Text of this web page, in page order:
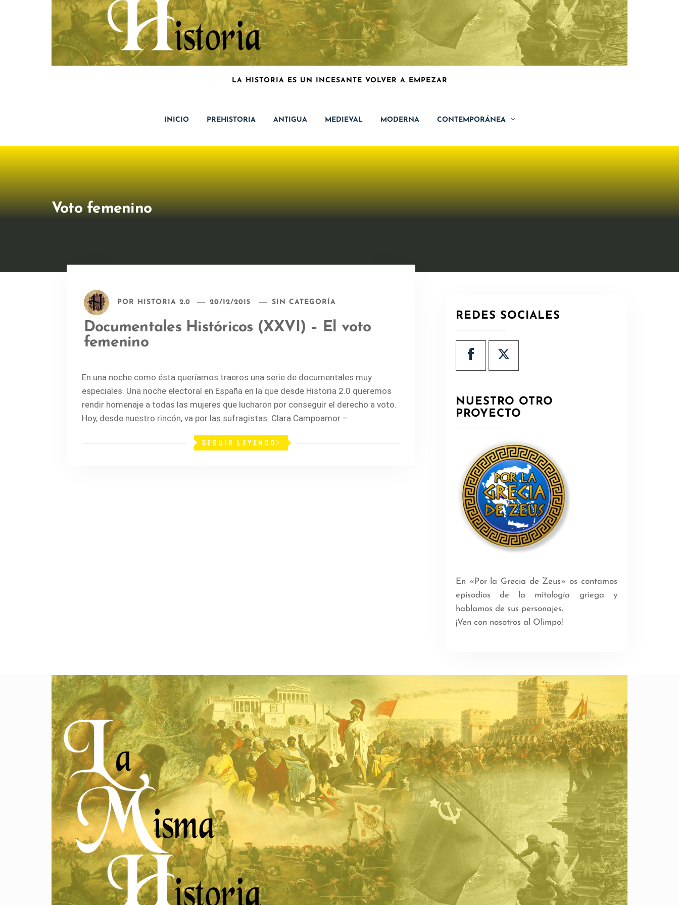
LA HISTORIA ES UN INCESANTE VOLVER A EMPEZAR
INICIO PREHISTORIA ANTIGUA MEDIEVAL MODERNA CONTEMPORÁNEA
Voto femenino
POR HISTORIA 2.0 20/12/2015 SIN CATEGORÍA
Documentales Históricos (XXVI) – El voto
femenino
En una noche como ésta queríamos traeros una serie de documentales muy
especiales. Una noche electoral en España en la que desde Historia 2.0 queremos
rendir homenaje a todas las mujeres que lucharon por conseguir el derecho a voto.
Hoy, desde nuestro rincón, va por las sufragistas. Clara Campoamor –
SEGUIR LEYENDO
REDES SOCIALES
NUESTRO OTRO
PROYECTO
En «Por la Grecia de Zeus» os contamos
episodios de la mitología griega y
hablamos de sus personajes.
¡Ven con nosotros al Olimpo!